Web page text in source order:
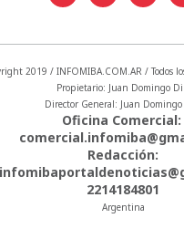
2019 / INFOMIBA.COM.AR / Todos
Propietario: Juan Domingo
Director General: Juan
Oficina Comercial:
Redacción:
2214184801
Argentina